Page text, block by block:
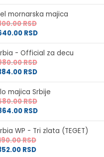
mornarska majica
RSD
RSD
- Official za decu
RSD
RSD
majica Srbije
RSD
RSD
WP - Tri zlata (TEGET)
RSD
RSD